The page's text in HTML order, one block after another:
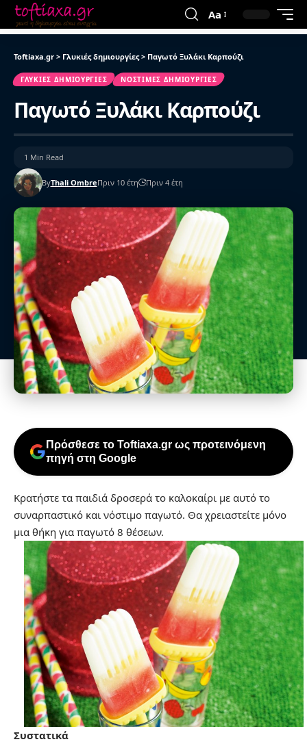
Aa
Toftiaxa.gr > Γλυκιές δημιουργίες> Παγωτό Ξυλάκι Καρπούζι
ΓΛΥΚΙΈΣ ΔΗΜΙΟΥΡΓΊΕΣ ΝΌΣΤΙΜΕΣ ΔΗΜΙΟΥΡΓΊΕΣ
Παγωτό Ξυλάκι Καρπούζι
ByThali OmbreΠριν 10 έτη Πριν 4 έτη
1 Min Read
Πρόσθεσε το Toftiaxa.gr ως προτεινόμενη
πηγή στη Google
Κρατήστε τα παιδιά δροσερά το καλοκαίρι με αυτό το
συναρπαστικό και νόστιμο παγωτό. Θα χρειαστείτε μόνο
μια θήκη για παγωτό 8 θέσεων.
Συστατικά